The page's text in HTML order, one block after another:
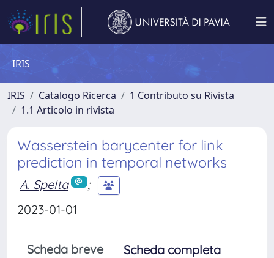
IRIS
IRIS Catalogo Ricerca
1 Contributo su Rivista
1.1 Articolo in rivista
Wasserstein barycenter for link
prediction in temporal networks
A. Spelta
;
2023-01-01
Scheda breve
Scheda completa